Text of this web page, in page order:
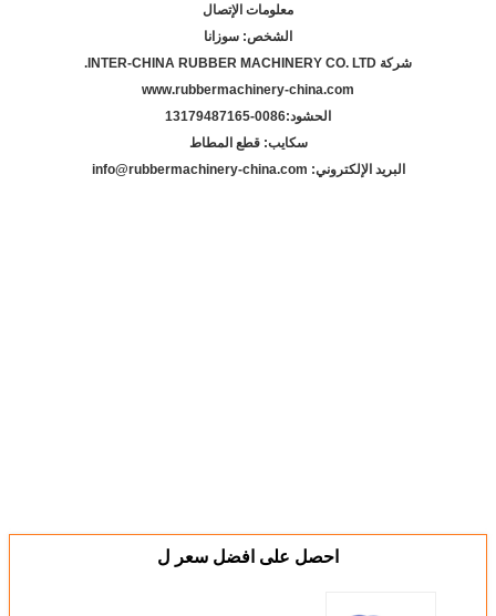
معلومات الإتصال
الشخص: سوزانا
شركة INTER-CHINA RUBBER MACHINERY CO. LTD.
www.rubbermachinery-china.com
الحشود:
0086-13179487165
سكايب: قطع المطاط
البريد الإلكتروني: info@rubbermachinery-china.com
احصل على افضل سعر ل